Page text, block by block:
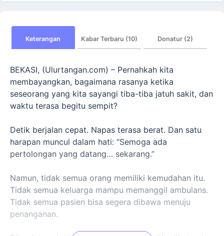
Keterangan Kabar Terbaru (10) Donatur (2)
BEKASI, (Ulurtangan.com) – Pernahkah kita
membayangkan, bagaimana rasanya ketika
seseorang yang kita sayangi tiba-tiba jatuh sakit, dan
waktu terasa begitu sempit?
Detik berjalan cepat. Napas terasa berat. Dan satu
harapan muncul dalam hati: “Semoga ada
pertolongan yang datang… sekarang.”
Namun, tidak semua orang memiliki kemudahan itu.
Tidak semua keluarga mampu memanggil ambulans.
Tidak semua pasien bisa segera dibawa menuju
penanganan.